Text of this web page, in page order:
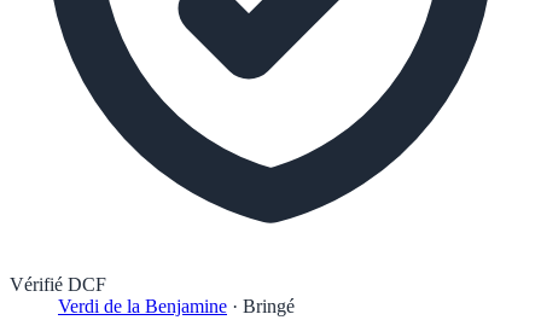
Vérifié DCF
Verdi de la Benjamine · Bringé